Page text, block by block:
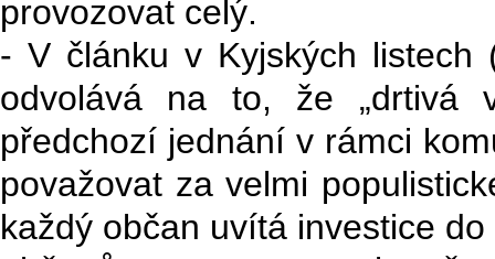
provozovat celý.
- V článku v Kyjských listech
odvolává na to, že „drtivá
předchozí jednání v rámci
považovat za velmi
každý občan uvítá investice